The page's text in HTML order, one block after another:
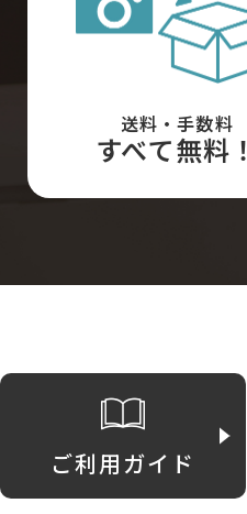
送料・手数料
すべて無料！
ご利用ガイド